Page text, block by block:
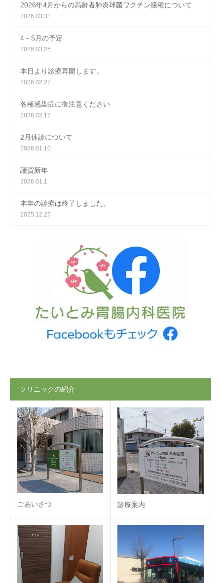
2026年4月からの高齢者肺炎球菌ワクチン接種について
2026.03.31
4－5月の予定
2026.03.25
本日より診療再開します。
2026.02.27
各種感染症に御注意ください
2026.02.17
2月休診について
2026.01.10
謹賀新年
2026.01.1
本年の診療は終了しました。
2025.12.27
クリニックの紹介
ごあいさつ 診療案内